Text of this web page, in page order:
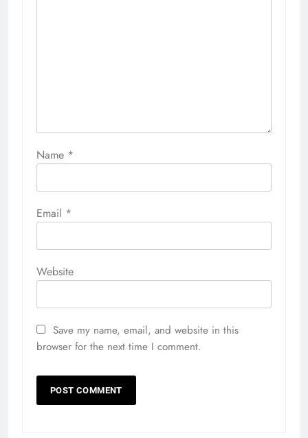
Name *
Email *
Website
Save my name, email, and website in this
browser for the next time I comment.